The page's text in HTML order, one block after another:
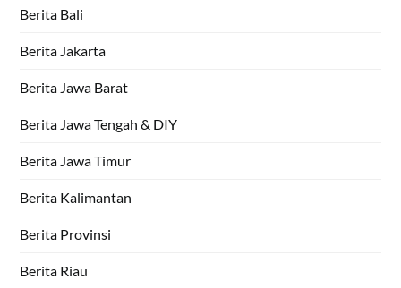
Berita Bali
Berita Jakarta
Berita Jawa Barat
Berita Jawa Tengah & DIY
Berita Jawa Timur
Berita Kalimantan
Berita Provinsi
Berita Riau